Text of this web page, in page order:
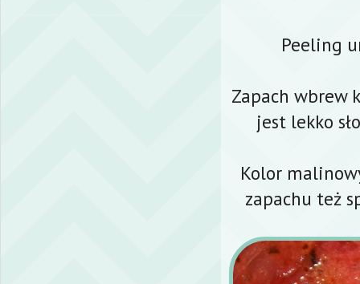
Peeling
Zapach wbrew
jest lekko
Kolor
zapachu też